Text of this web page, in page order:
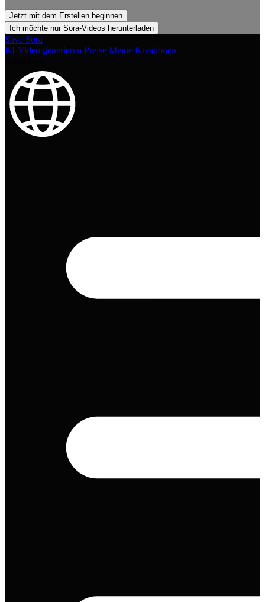
Jetzt mit dem Erstellen beginnen
Ich möchte nur Sora-Videos herunterladen
Save Sora
KI-Video generieren Preise Meine Kreationen